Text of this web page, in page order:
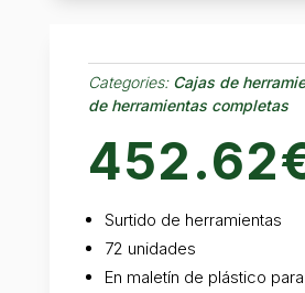
Categories: Cajas de
de herramientas completas
452.62
Surtido de herramientas
72 unidades
En maletín de plástico para